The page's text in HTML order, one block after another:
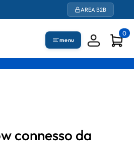
AREA B2B
menu
0
connesso da